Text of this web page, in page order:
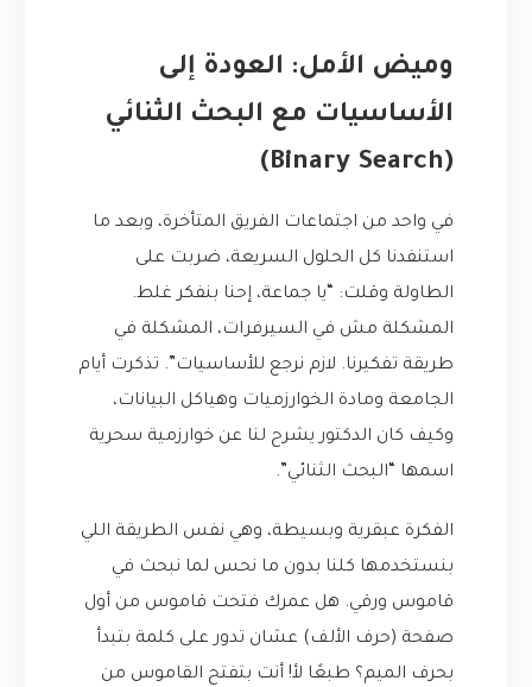
وميض الأمل: العودة إلى
الأساسيات مع البحث الثنائي
(Binary Search)
في واحد من اجتماعات الفريق المتأخرة، وبعد ما
استنفدنا كل الحلول السريعة، ضربت على
الطاولة وقلت: “يا جماعة، إحنا بنفكر غلط.
المشكلة مش في السيرفرات، المشكلة في
طريقة تفكيرنا. لازم نرجع للأساسيات”. تذكرت أيام
الجامعة ومادة الخوارزميات وهياكل البيانات،
وكيف كان الدكتور يشرح لنا عن خوارزمية سحرية
اسمها “البحث الثنائي”.
الفكرة عبقرية وبسيطة، وهي نفس الطريقة اللي
بنستخدمها كلنا بدون ما نحس لما نبحث في
قاموس ورقي. هل عمرك فتحت قاموس من أول
صفحة (حرف الألف) عشان تدور على كلمة بتبدأ
بحرف الميم؟ طبعًا لأ! أنت بتفتح القاموس من